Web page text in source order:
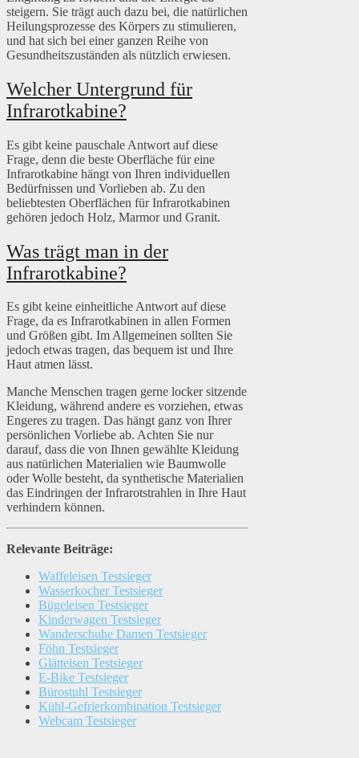
steigern. Sie trägt auch dazu bei, die natürlichen
Heilungsprozesse des Körpers zu stimulieren,
und hat sich bei einer ganzen Reihe von
Gesundheitszuständen als nützlich erwiesen.
Welcher Untergrund für
Infrarotkabine?
Es gibt keine pauschale Antwort auf diese
Frage, denn die beste Oberfläche für eine
Infrarotkabine hängt von Ihren individuellen
Bedürfnissen und Vorlieben ab. Zu den
beliebtesten Oberflächen für Infrarotkabinen
gehören jedoch Holz, Marmor und Granit.
Was trägt man in der
Infrarotkabine?
Es gibt keine einheitliche Antwort auf diese
Frage, da es Infrarotkabinen in allen Formen
und Größen gibt. Im Allgemeinen sollten Sie
jedoch etwas tragen, das bequem ist und Ihre
Haut atmen lässt.
Manche Menschen tragen gerne locker sitzende
Kleidung, während andere es vorziehen, etwas
Engeres zu tragen. Das hängt ganz von Ihrer
persönlichen Vorliebe ab. Achten Sie nur
darauf, dass die von Ihnen gewählte Kleidung
aus natürlichen Materialien wie Baumwolle
oder Wolle besteht, da synthetische Materialien
das Eindringen der Infrarotstrahlen in Ihre Haut
verhindern können.
Relevante Beiträge:
Waffeleisen Testsieger
Wasserkocher Testsieger
Bügeleisen Testsieger
Kinderwagen Testsieger
Wanderschuhe Damen Testsieger
Föhn Testsieger
Glätteisen Testsieger
E-Bike Testsieger
Bürostuhl Testsieger
Kühl-Gefrierkombination Testsieger
Webcam Testsieger